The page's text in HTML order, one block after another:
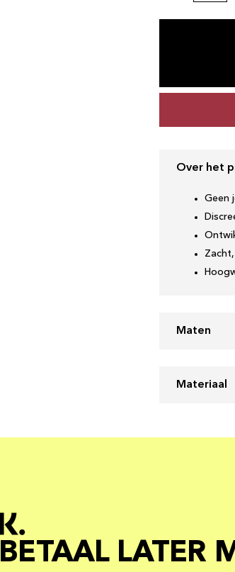
Over het
Geen
Maten
Materiaal
BETAAL LATER